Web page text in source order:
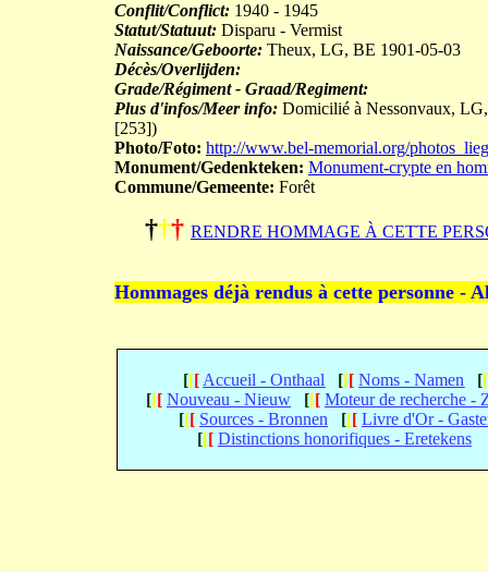
Conflit/Conflict: 1940 - 1945
Statut/Statuut: Disparu - Vermist
Naissance/Geboorte: Theux, LG, BE 1901-05-03
Décès/Overlijden:
Grade/Régiment - Graad/Regiment:
Plus d'infos/Meer info: Domicilié à Nessonvaux,
[253])
Photo/Foto: http://www.bel-memorial.org/
Monument/Gedenkteken: Monument-crypte en
Commune/Gemeente: Forêt
††† RENDRE HOMMAGE À CETTE
Hommages déjà rendus à cette personne -
[[[ Accueil - Onthaal [[[ Noms - Namen [[
[[[ Nouveau - Nieuw [[[ Moteur de recherche -
[[[ Sources - Bronnen [[[ Livre d'Or -
[[[ Distinctions honorifiques - Eretekens